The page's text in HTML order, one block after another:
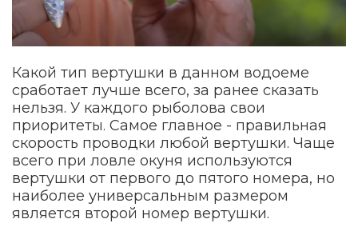
Какой тип вертушки в данном водоеме
сработает лучше всего, за ранее сказать
нельзя. У каждого рыболова свои
приоритеты. Самое главное - правильная
скорость проводки любой вертушки. Чаще
всего при ловле окуня используются
вертушки от первого до пятого номера, но
наиболее универсальным размером
является второй номер вертушки.